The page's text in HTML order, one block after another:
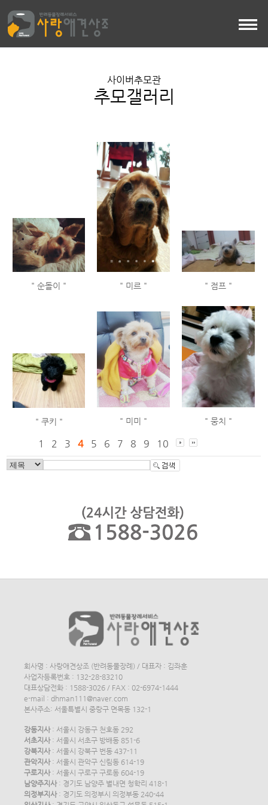
사이버추모관
추모갤러리
" 순돌이 " " 미르 " " 점프 "
" 쿠키 " " 미미 " " 뭉치 "
1 2 3 4 5 6 7 8 9 10
회사명 : 사랑애견상조 (반려동물장례) / 대표자 : 김좌훈
사업자등록번호 : 132-28-83210
대표상담전화 : 1588-3026 / FAX : 02-6974-1444
e-mail : dhman111@naver.com
본사주소: 서울특별시 중랑구 면목동 132-1
강동지사: 서울시 강동구 천호동 292
서초지사: 서울시 서초구 방배동 851-6
강북지사: 서울시 강북구 번동 437-11
관악지사: 서울시 관악구 신림동 614-19
구로지사: 서울시 구로구 구로동 604-19
남양주지사: 경기도 남양주 별내면 청학리 418-1
의정부지사: 경기도 의정부시 의정부동 240-44